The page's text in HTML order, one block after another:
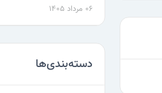
۰۶ مرداد ۱۴۰۵
دسته‌بندی‌ها